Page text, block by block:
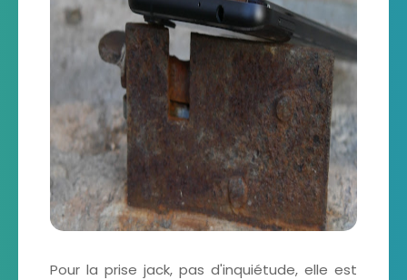
Pour la prise jack, pas d'inquiétude, elle est